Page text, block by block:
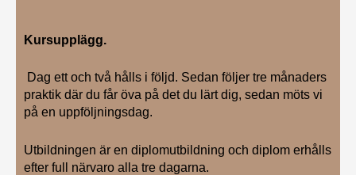
Kursupplägg.
Dag ett och två hålls i följd. Sedan följer tre månaders
praktik där du får öva på det du lärt dig, sedan möts vi
på en uppföljningsdag.
Utbildningen är en diplomutbildning och diplom erhålls
efter full närvaro alla tre dagarna.